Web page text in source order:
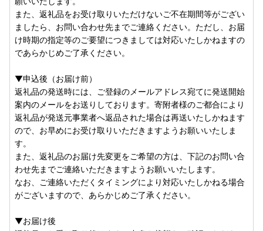
また、返礼品をお受け取りいただけないご不在期間等がござい
ましたら、お問い合わせ先までご連絡ください。ただし、お届
け時期の指定等のご要望につきましては対応いたしかねますの
であらかじめご了承ください。
▼申込後（お届け前）
返礼品の発送時には、ご登録のメールアドレス宛てに発送開始
案内のメールをお送りしております。寄附者様のご都合により
返礼品が発送元事業者へ返品された場合は再送いたしかねます
ので、お早めにお受け取りいただきますようお願いいたしま
す。
また、返礼品のお届け先変更をご希望の方は、下記のお問い合
わせ先までご連絡いただきますようお願いいたします。
なお、ご連絡いただくタイミングにより対応いたしかねる場合
がございますので、あらかじめご了承ください。
▼お届け後